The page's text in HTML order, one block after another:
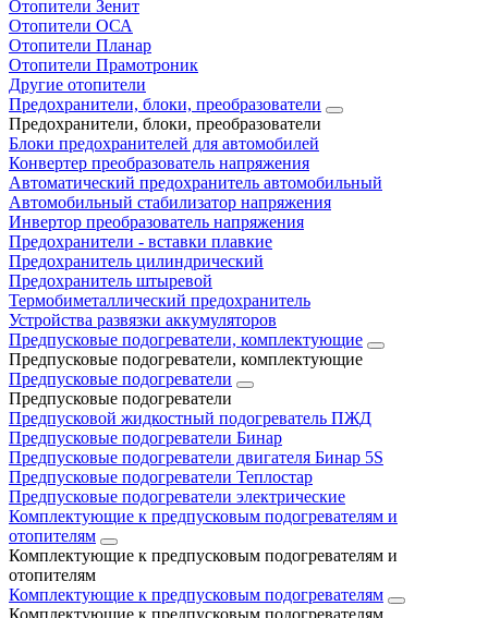
Отопители Зенит
Отопители ОСА
Отопители Планар
Отопители Прамотроник
Другие отопители
Предохранители, блоки, преобразователи
Предохранители, блоки, преобразователи
Блоки предохранителей для автомобилей
Конвертер преобразователь напряжения
Автоматический предохранитель автомобильный
Автомобильный стабилизатор напряжения
Инвертор преобразователь напряжения
Предохранители - вставки плавкие
Предохранитель цилиндрический
Предохранитель штыревой
Термобиметаллический предохранитель
Устройства развязки аккумуляторов
Предпусковые подогреватели, комплектующие
Предпусковые подогреватели, комплектующие
Предпусковые подогреватели
Предпусковые подогреватели
Предпусковой жидкостный подогреватель ПЖД
Предпусковые подогреватели Бинар
Предпусковые подогреватели двигателя Бинар 5S
Предпусковые подогреватели Теплостар
Предпусковые подогреватели электрические
Комплектующие к предпусковым подогревателям и
отопителям
Комплектующие к предпусковым подогревателям и
отопителям
Комплектующие к предпусковым подогревателям